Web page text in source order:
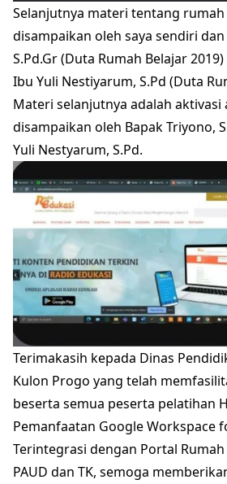
Selanjutnya materi tentang
disampaikan oleh saya sendiri
S.Pd.Gr (Duta Rumah Belajar
Ibu Yuli Nestiyarum, S.Pd (Duta
Materi selanjutnya adalah aktivasi
disampaikan oleh Bapak Triyono,
Yuli Nestyarum, S.Pd.
Terimakasih kepada Dinas
Kulon Progo yang telah
beserta semua peserta pelatihan
Pemanfaatan Google Workspace
Terintegrasi dengan Portal
PAUD dan TK, semoga